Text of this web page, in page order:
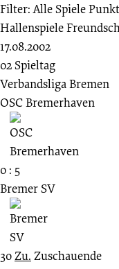
Filter: Alle Spiele
Hallenspiele
17.08.2002
02 Spieltag
Verbandsliga Bremen
OSC Bremerhaven
0 : 5
Bremer SV
30Zu. Zuschauende